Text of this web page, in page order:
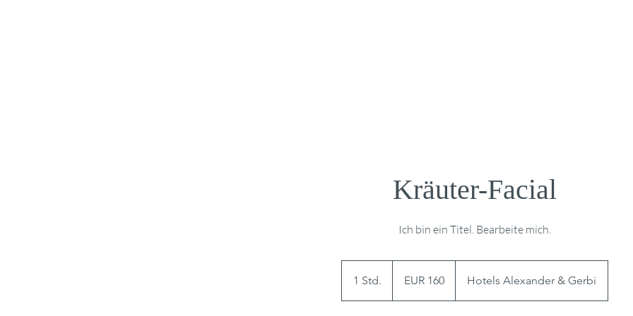
Kräuter-Facial
Ich bin ein Titel. Bearbeite mich.
1 Std.
S
EUR 160 Hotels Alexander & Gerbi